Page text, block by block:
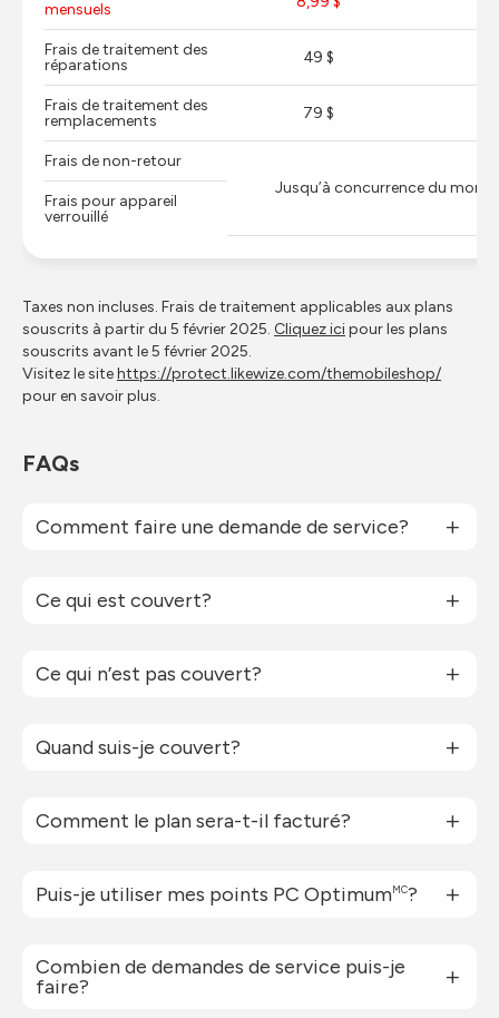
mensuels
Frais de traitement des
réparations
49 $
Frais de traitement des
remplacements
79 $
Frais de non-retour
Jusqu’à concurrence du
Frais pour appareil
verrouillé
Taxes non incluses. Frais de traitement applicables aux plans
souscrits à partir du 5 février 2025. Cliquez icipour les plans
souscrits avant le 5 février 2025.
Visitez le sitehttps://protect.likewize.com/themobileshop/
pour en savoir plus.
FAQs
Comment faire une demande de service?
Ce qui est couvert?
Ce qui n’est pas couvert?
Quand suis-je couvert?
Comment le plan sera-t-il facturé?
Puis-je utiliser mes points PC OptimumMC?
Combien de demandes de service puis-je
faire?